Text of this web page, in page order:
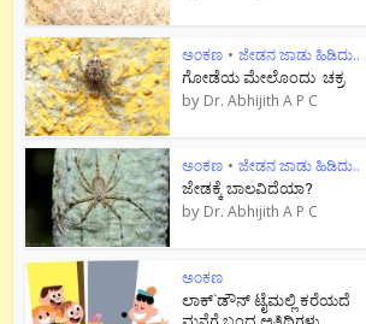
ಅಂಕಣ • ಜೇಡನ ಜಾಡು ಹಿಡಿದು..
ಗೋಡೆಯ ಮೇಲೊಂದು ಚಕ್ರ
by Dr. Abhijith A P C
ಅಂಕಣ • ಜೇಡನ ಜಾಡು ಹಿಡಿದು..
ಜೇಡಕ್ಕೆ ಬಾಲವಿದೆಯಾ?
by Dr. Abhijith A P C
ಅಂಕಣ
ಲಾಕ್`ಡೌನ್ ಟೈಮಲ್ಲಿ ಕರೆಯದೆ